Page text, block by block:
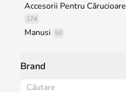
Accesorii Pentru Cărucioare
174
Manusi 50
Brand